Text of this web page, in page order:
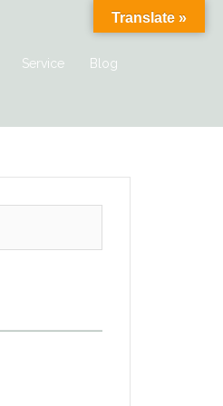
Service Blog
Translate »